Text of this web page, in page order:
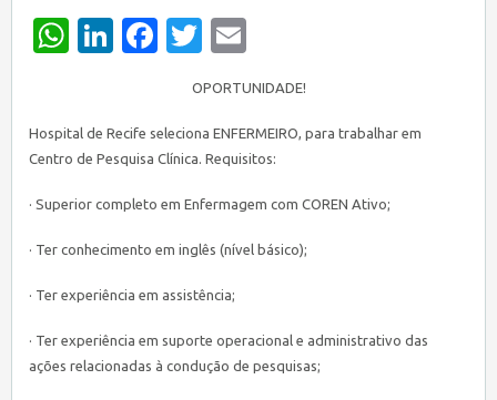
WhatsApp
LinkedIn
Facebook
Twitter
OPORTUNIDADE!
Hospital de Recife seleciona ENFERMEIRO, para trabalhar em
Centro de Pesquisa Clínica. Requisitos:
· Superior completo em Enfermagem com COREN Ativo;
· Ter conhecimento em inglês (nível básico);
· Ter experiência em assistência;
· Ter experiência em suporte operacional e administrativo das
ações relacionadas à condução de pesquisas;